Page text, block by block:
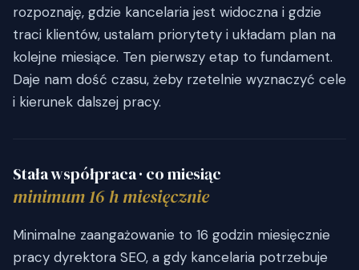
rozpoznaję, gdzie kancelaria jest widoczna i gdzie
traci klientów, ustalam priorytety i układam plan na
kolejne miesiące. Ten pierwszy etap to fundament.
Daje nam dość czasu, żeby rzetelnie wyznaczyć cele
i kierunek dalszej pracy.
Stała współpraca · co miesiąc
minimum 16 h miesięcznie
Minimalne zaangażowanie to 16 godzin miesięcznie
pracy dyrektora SEO, a gdy kancelaria potrzebuje